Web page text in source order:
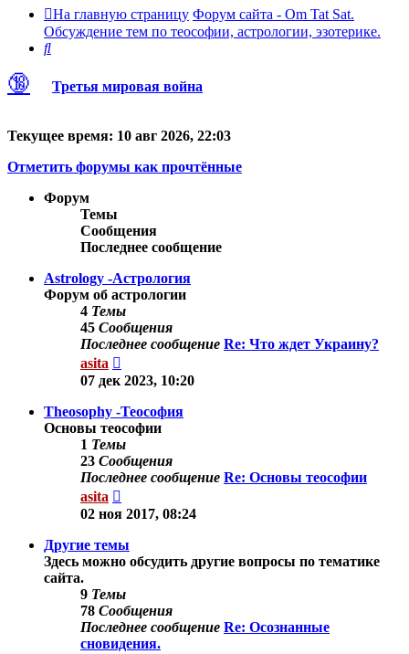
На главную страницу Форум сайта - Om Tat Sat.
Обсуждение тем по теософии, астрологии, эзотерике.
Поиск
🔞 Третья мировая война
Текущее время: 10 авг 2026, 22:03
Отметить форумы как прочтённые
Форум
Темы
Сообщения
Последнее сообщение
Astrology -Астрология
Форум об астрологии
4 Темы
45 Сообщения
Последнее сообщение Re: Что ждет Украину?
asita
к
сообщению
07 дек 2023, 10:20
Theosophy -Теософия
Основы теософии
1 Темы
23 Сообщения
Последнее сообщение Re: Основы теософии
asita
к
сообщению
02 ноя 2017, 08:24
Другие темы
Здесь можно обсудить другие вопросы по тематике
сайта.
9 Темы
78 Сообщения
Последнее сообщение Re: Осознанные
сновидения.